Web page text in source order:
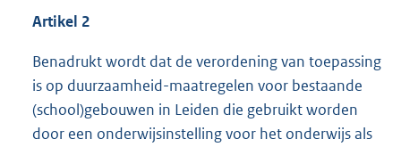
Artikel 2
Benadrukt wordt dat de verordening van toepassing
is op duurzaamheid-maatregelen voor bestaande
(school)gebouwen in Leiden die gebruikt worden
door een onderwijsinstelling voor het onderwijs als